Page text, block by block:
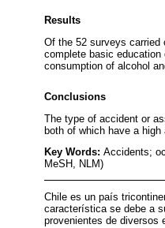
Results
Of the 52 surveys carried
complete basic
consumption of alcohol
Conclusions
The type of accident or
both of which have a high
Key Words: Accidents;
MeSH, NLM)
Chile es un país
característica se debe a
provenientes de diversos